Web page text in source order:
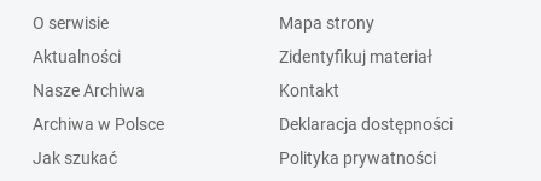
O serwisie
Aktualności
Nasze Archiwa
Archiwa w Polsce
Jak szukać
Mapa strony
Zidentyfikuj materiał
Kontakt
Deklaracja dostępności
Polityka prywatności